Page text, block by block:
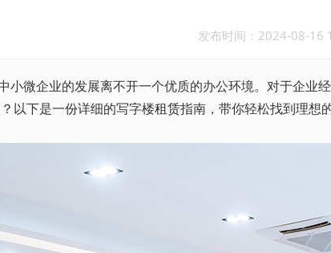
发布时间：2024-08-16
小微企业的发展离不开一个优质的办公环境。对于企
以下是一份详细的写字楼租赁指南，带你轻松找到理想